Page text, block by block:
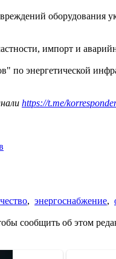
оборудования
импорт и
по энергетической
https://t.me/
, энергоснабжение,
сообщить об этом